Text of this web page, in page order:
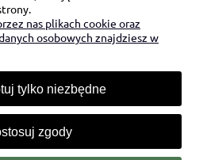
happygifts.com
690 172 872
9:00 - 15:30)
nas plikach cookie oraz
osobowych znajdziesz w
tylko niezbędne
zgody